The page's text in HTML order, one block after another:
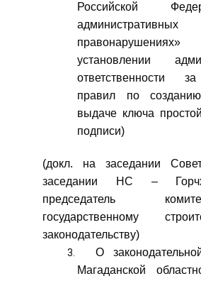
Российской
административных
установлении
ответственности
правил по
выдаче ключа
подписи)
(докл. на заседании
заседании НС –
председатель
государственному
законодательству)
О
Магаданской